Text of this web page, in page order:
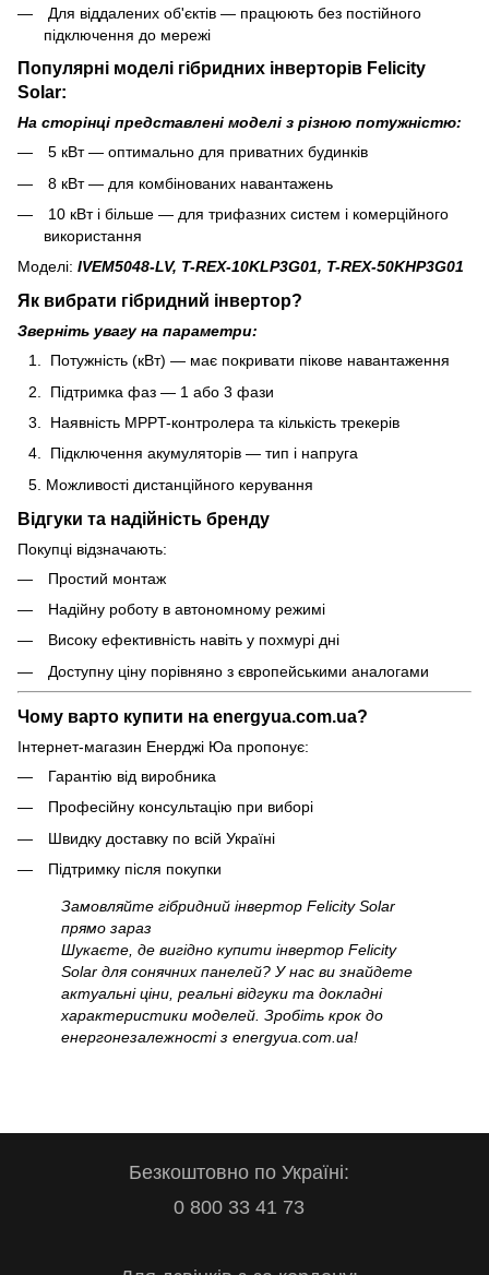
Для віддалених об'єктів — працюють без постійного
підключення до мережі
Популярні моделі гібридних інверторів Felicity
Solar:
На сторінці представлені моделі з різною потужністю:
5 кВт — оптимально для приватних будинків
8 кВт — для комбінованих навантажень
10 кВт і більше — для трифазних систем і комерційного
використання
Моделі: IVEM5048-LV, T-REX-10KLP3G01, T-REX-50KHP3G01
Як вибрати гібридний інвертор?
Зверніть увагу на параметри:
Потужність (кВт) — має покривати пікове навантаження
Підтримка фаз — 1 або 3 фази
Наявність MPPT-контролера та кількість трекерів
Підключення акумуляторів — тип і напруга
Можливості дистанційного керування
Відгуки та надійність бренду
Покупці відзначають:
Простий монтаж
Надійну роботу в автономному режимі
Високу ефективність навіть у похмурі дні
Доступну ціну порівняно з європейськими аналогами
Чому варто купити на energyua.com.ua?
Інтернет-магазин Енерджі Юа пропонує:
Гарантію від виробника
Професійну консультацію при виборі
Швидку доставку по всій Україні
Підтримку після покупки
Замовляйте гібридний інвертор Felicity Solar
прямо зараз
Шукаєте, де вигідно купити інвертор Felicity
Solar для сонячних панелей? У нас ви знайдете
актуальні ціни, реальні відгуки та докладні
характеристики моделей. Зробіть крок до
енергонезалежності з energyua.com.ua!
Безкоштовно по Україні:
0 800 33 41 73